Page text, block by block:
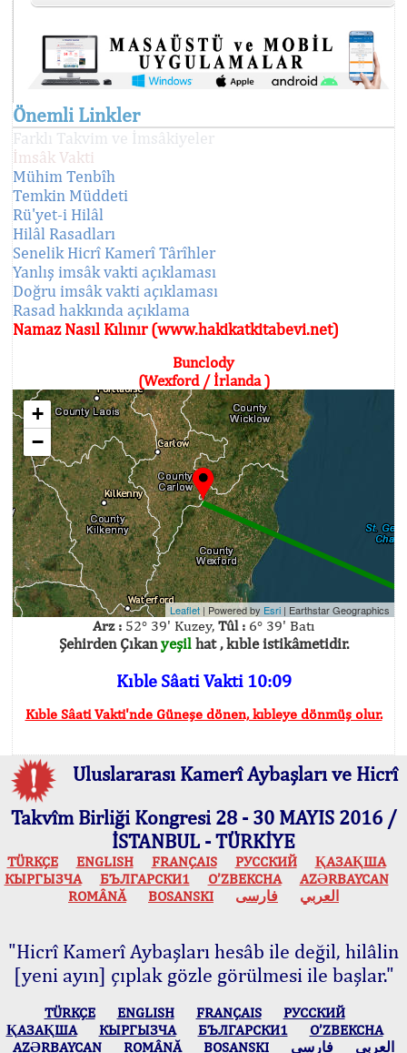
Önemli Linkler
Farklı Takvim ve İmsâkiyeler
İmsâk Vakti
Mühim Tenbîh
Temkin Müddeti
Rü'yet-i Hilâl
Hilâl Rasadları
Senelik Hicrî Kamerî Târîhler
Yanlış imsâk vakti açıklaması
Doğru imsâk vakti açıklaması
Rasad hakkında açıklama
Namaz Nasıl Kılınır (www.hakikatkitabevi.net)
Bunclody
(Wexford / İrlanda )
+
−
Leaflet | Powered by Esri | Earthstar Geographics
Arz : 52° 39' Kuzey, Tûl : 6° 39' Batı
Şehirden Çıkanyeşilhat , kıble istikâmetidir.
Kıble Sâati Vakti 10:09
Kıble Sâati Vakti'nde Güneşe dönen, kıbleye dönmüş olur.
Uluslararası Kamerî Aybaşları ve Hicrî
Takvîm Birliği Kongresi 28 - 30 MAYIS 2016 /
İSTANBUL - TÜRKİYE
TÜRKÇE ENGLISH FRANÇAIS РУССКИЙ
ҚАЗАҚША
КЫPГЫЗЧA
БЪЛГАРСКИ1 O’ZBEKCHA
AZӘRBAYCAN
ROMÂNĂ
BOSANSKI العربي فارسی
"Hicrî Kamerî Aybaşları hesâb ile değil, hilâlin
[yeni ayın] çıplak gözle görülmesi ile başlar."
TÜRKÇE ENGLISH FRANÇAIS
РУССКИЙ
ҚАЗАҚША
КЫPГЫЗЧA БЪЛГАРСКИ1
O’ZBEKCHA
AZӘRBAYCAN
ROMÂNĂ BOSANSKI العربي فارسی